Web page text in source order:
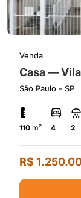
Venda
Casa —
São Paulo - SP
110 m² 4 2
R$